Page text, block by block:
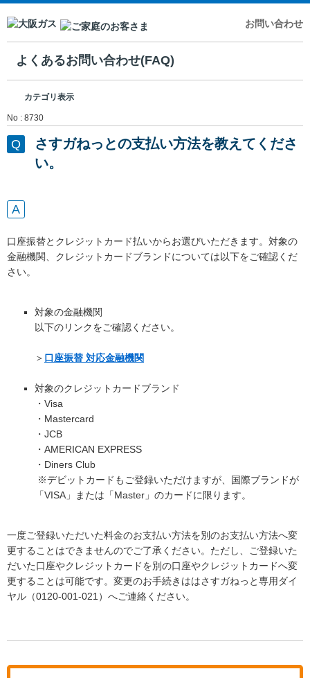
お問い合わせ
よくあるお問い合わせ(FAQ)
カテゴリ表示
No : 8730
さすガねっとの支払い方法を教えてくださ
い。
口座振替とクレジットカード払いからお選びいただきます。対象の
金融機関、クレジットカードブランドについては以下をご確認くだ
さい。
対象の金融機関
以下のリンクをご確認ください。
＞ 口座振替 対応金融機関
対象のクレジットカードブランド
・Visa
・Mastercard
・JCB
・AMERICAN EXPRESS
・Diners Club
※デビットカードもご登録いただけますが、国際ブランドが
「VISA」または「Master」のカードに限ります。
一度ご登録いただいた料金のお支払い方法を別のお支払い方法へ変
更することはできませんのでご了承ください。ただし、ご登録いた
だいた口座やクレジットカードを別の口座やクレジットカードへ変
更することは可能です。変更のお手続きははさすガねっと専用ダイ
ヤル（0120-001-021）へご連絡ください。